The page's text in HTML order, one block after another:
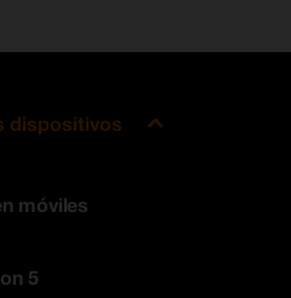
dispositivos
móviles
5